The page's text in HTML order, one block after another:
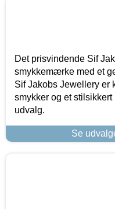
Det prisvindende Sif
smykkemærke med et
Sif Jakobs Jewellery er
smykker og et
udvalg.
Se